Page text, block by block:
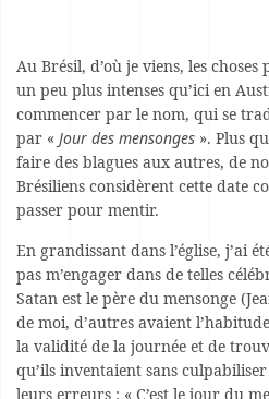
Au Brésil, d’où je viens, les
un peu plus intenses qu’ici en
commencer par le nom, qui se
par « Jour des mensonges ». Plus
faire des blagues aux autres, de
Brésiliens considèrent cette date
passer pour mentir.
En grandissant dans l’église, j’ai
pas m’engager dans de telles
Satan est le père du mensonge
de moi, d’autres avaient
la validité de la journée et de
qu’ils inventaient sans
leurs erreurs : « C’est le jour du